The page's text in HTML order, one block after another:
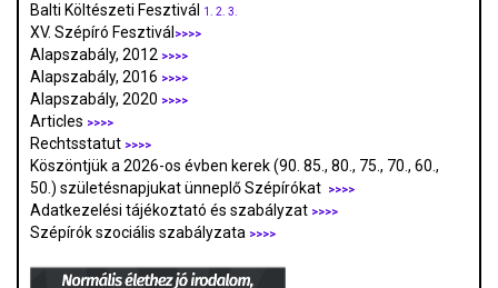
Balti Költészeti Fesztivál 1. 2. 3.
XV. Szépíró Fesztivál >>>>
Alapszabály, 2012 >>>>
Alapszabály, 2016 >>>>
Alapszabály, 2020 >>>>
Articles >>>>
Rechtsstatut >>>>
Köszöntjük a 2026-os évben kerek (90. 85., 80., 75., 70., 60.,
50.) születésnapjukat ünneplő Szépírókat
>>>>
Adatkezelési tájékoztató és szabályzat >>>>
Szépírók szociális szabályzata >>>>